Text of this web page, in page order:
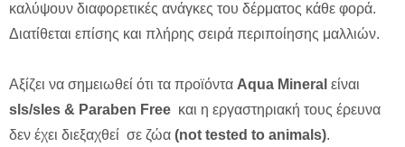
καλύψουν διαφορετικές ανάγκες του δέρματος κάθε φορά.
Διατίθεται επίσης και πλήρης σειρά περιποίησης μαλλιών.
Αξίζει να σημειωθεί ότι τα προϊόντα Aqua Mineral είναι
sls/sles & Paraben Free και η εργαστηριακή τους έρευνα
δεν έχει διεξαχθεί σε ζώα (not tested to animals).